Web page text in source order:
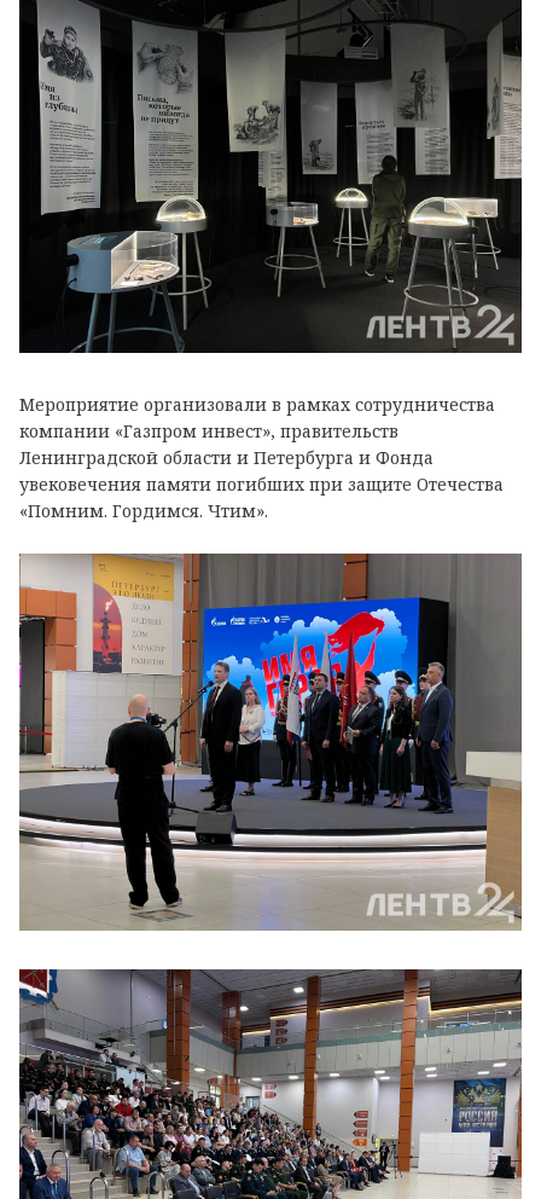
Мероприятие организовали в рамках сотрудничества
компании «Газпром инвест», правительств
Ленинградской области и Петербурга и Фонда
увековечения памяти погибших при защите Отечества
«Помним. Гордимся. Чтим».